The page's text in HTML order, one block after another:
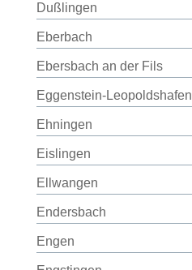
Dußlingen
Eberbach
Ebersbach an der Fils
Eggenstein-Leopoldshafen
Ehningen
Eislingen
Ellwangen
Endersbach
Engen